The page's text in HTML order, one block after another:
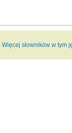
Więcej słowników w tym